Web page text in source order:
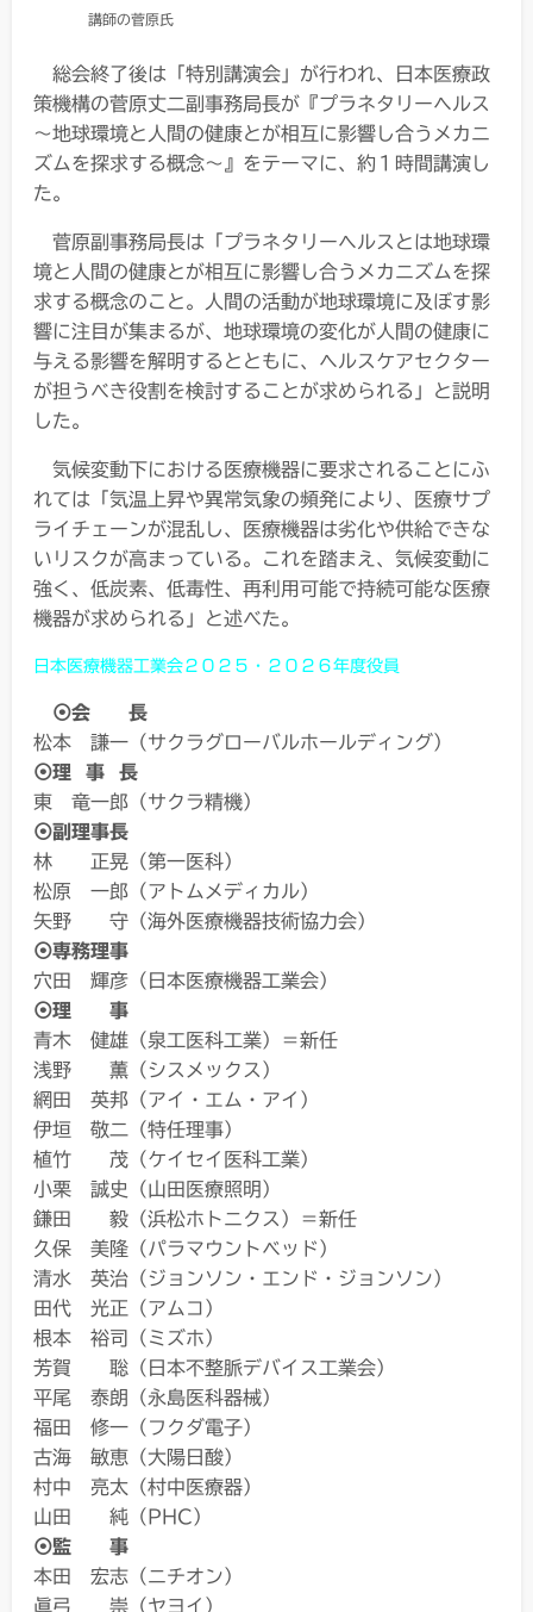
講師の菅原氏
総会終了後は「特別講演会」が行われ、日本医療政
策機構の菅原丈二副事務局長が『プラネタリーヘルス
～地球環境と人間の健康とが相互に影響し合うメカニ
ズムを探求する概念～』をテーマに、約１時間講演し
た。
菅原副事務局長は「プラネタリーヘルスとは地球環
境と人間の健康とが相互に影響し合うメカニズムを探
求する概念のこと。人間の活動が地球環境に及ぼす影
響に注目が集まるが、地球環境の変化が人間の健康に
与える影響を解明するとともに、ヘルスケアセクター
が担うべき役割を検討することが求められる」と説明
した。
気候変動下における医療機器に要求されることにふ
れては「気温上昇や異常気象の頻発により、医療サプ
ライチェーンが混乱し、医療機器は劣化や供給できな
いリスクが高まっている。これを踏まえ、気候変動に
強く、低炭素、低毒性、再利用可能で持続可能な医療
機器が求められる」と述べた。
日本医療機器工業会２０２５・２０２６年度役員
⦿会 長
松本 謙一（サクラグローバルホールディング）
⦿理 事 長
東 竜一郎（サクラ精機）
⦿副理事長
林 正晃（第一医科）
松原 一郎（アトムメディカル）
矢野 守（海外医療機器技術協力会）
⦿専務理事
穴田 輝彦（日本医療機器工業会）
⦿理 事
青木 健雄（泉工医科工業）＝新任
浅野 薫（シスメックス）
網田 英邦（アイ・エム・アイ）
伊垣 敬二（特任理事）
植竹 茂（ケイセイ医科工業）
小栗 誠史（山田医療照明）
鎌田 毅（浜松ホトニクス）＝新任
久保 美隆（パラマウントベッド）
清水 英治（ジョンソン・エンド・ジョンソン）
田代 光正（アムコ）
根本 裕司（ミズホ）
芳賀 聡（日本不整脈デバイス工業会）
平尾 泰朗（永島医科器械）
福田 修一（フクダ電子）
古海 敏恵（大陽日酸）
村中 亮太（村中医療器）
山田 純（PHC）
⦿監 事
本田 宏志（ニチオン）
眞弓 崇（ヤヨイ）